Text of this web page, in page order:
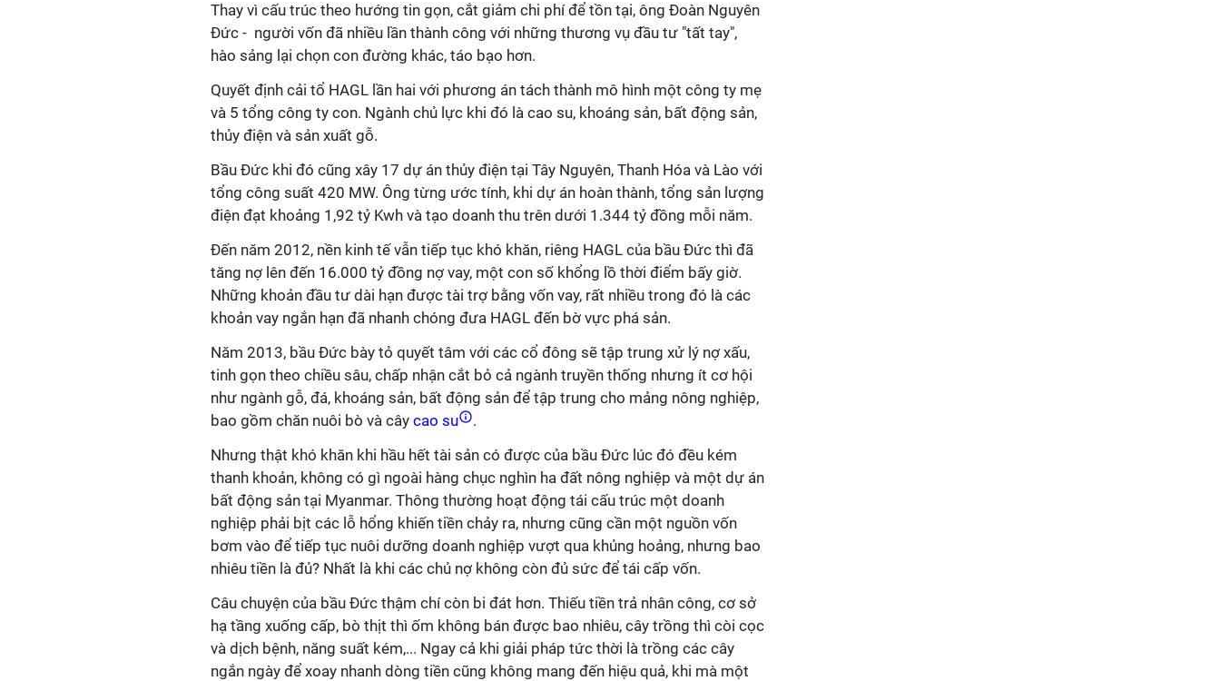
Thay vì cấu trúc theo hướng tin gọn, cắt giảm chi phí để tồn tại, ông Đoàn Nguyên
Đức - người vốn đã nhiều lần thành công với những thương vụ đầu tư "tất tay",
hào sảng lại chọn con đường khác, táo bạo hơn.
Quyết định cải tổ HAGL lần hai với phương án tách thành mô hình một công ty mẹ
và 5 tổng công ty con. Ngành chủ lực khi đó là cao su, khoáng sản, bất động sản,
thủy điện và sản xuất gỗ.
Bầu Đức khi đó cũng xây 17 dự án thủy điện tại Tây Nguyên, Thanh Hóa và Lào với
tổng công suất 420 MW. Ông từng ước tính, khi dự án hoàn thành, tổng sản lượng
điện đạt khoảng 1,92 tỷ Kwh và tạo doanh thu trên dưới 1.344 tỷ đồng mỗi năm.
Đến năm 2012, nền kinh tế vẫn tiếp tục khó khăn, riêng HAGL của bầu Đức thì đã
tăng nợ lên đến 16.000 tỷ đồng nợ vay, một con số khổng lồ thời điểm bấy giờ.
Những khoản đầu tư dài hạn được tài trợ bằng vốn vay, rất nhiều trong đó là các
khoản vay ngắn hạn đã nhanh chóng đưa HAGL đến bờ vực phá sản.
Năm 2013, bầu Đức bày tỏ quyết tâm với các cổ đông sẽ tập trung xử lý nợ xấu,
tinh gọn theo chiều sâu, chấp nhận cắt bỏ cả ngành truyền thống nhưng ít cơ hội
như ngành gỗ, đá, khoáng sản, bất động sản để tập trung cho mảng nông nghiệp,
bao gồm chăn nuôi bò và cây cao su
.
Nhưng thật khó khăn khi hầu hết tài sản có được của bầu Đức lúc đó đều kém
thanh khoản, không có gì ngoài hàng chục nghìn ha đất nông nghiệp và một dự án
bất động sản tại Myanmar. Thông thường hoạt động tái cấu trúc một doanh
nghiệp phải bịt các lỗ hổng khiến tiền chảy ra, nhưng cũng cần một nguồn vốn
bơm vào để tiếp tục nuôi dưỡng doanh nghiệp vượt qua khủng hoảng, nhưng bao
nhiêu tiền là đủ? Nhất là khi các chủ nợ không còn đủ sức để tái cấp vốn.
Câu chuyện của bầu Đức thậm chí còn bi đát hơn. Thiếu tiền trả nhân công, cơ sở
hạ tầng xuống cấp, bò thịt thì ốm không bán được bao nhiêu, cây trồng thì còi cọc
và dịch bệnh, năng suất kém,... Ngay cả khi giải pháp tức thời là trồng các cây
ngắn ngày để xoay nhanh dòng tiền cũng không mang đến hiệu quả, khi mà một